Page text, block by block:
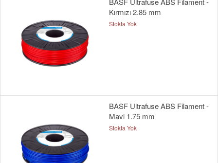
Kırmızı 2.85 mm
Stokta Yok
BASF Ultrafuse ABS Filament -
Mavi 1.75 mm
Stokta Yok